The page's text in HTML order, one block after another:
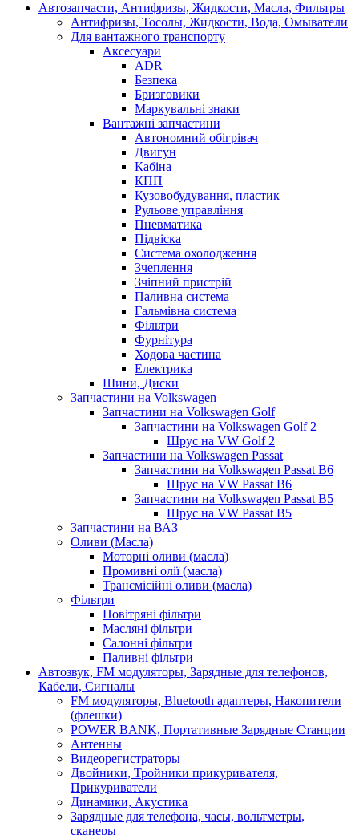
Автозапчасти, Антифризы, Жидкости, Масла, Фильтры
Антифризы, Тосолы, Жидкости, Вода, Омыватели
Для вантажного транспорту
Аксесуари
ADR
Безпека
Бризговики
Маркувальні знаки
Вантажні запчастини
Автономний обігрівач
Двигун
Кабіна
КПП
Кузовобудування, пластик
Рульове управління
Пневматика
Підвіска
Система охолодження
Зчеплення
Зчіпний пристрій
Паливна система
Гальмівна система
Фільтри
Фурнітура
Ходова частина
Електрика
Шини, Диски
Запчастини на Volkswagen
Запчастини на Volkswagen Golf
Запчастини на Volkswagen Golf 2
Шрус на VW Golf 2
Запчастини на Volkswagen Passat
Запчастини на Volkswagen Passat B6
Шрус на VW Passat B6
Запчастини на Volkswagen Passat B5
Шрус на VW Passat B5
Запчастини на ВАЗ
Оливи (Масла)
Моторні оливи (масла)
Промивні олії (масла)
Трансмісійні оливи (масла)
Фільтри
Повітряні фільтри
Масляні фільтри
Салонні фільтри
Паливні фільтри
Автозвук, FM модуляторы, Зарядные для телефонов,
Кабели, Сигналы
FM модуляторы, Bluetooth адаптеры, Накопители
(флешки)
POWER BANK, Портативные Зарядные Станции
Антенны
Видеорегистраторы
Двойники, Тройники прикуривателя,
Прикуриватели
Динамики, Акустика
Зарядные для телефона, часы, вольтметры,
сканеры